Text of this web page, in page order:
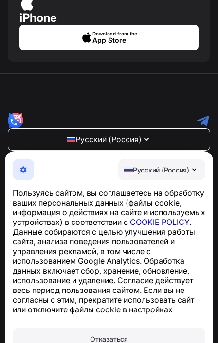
Русский (Россия)
Пользуясь сайтом, вы соглашаетесь на обработку
ваших персональных данных (файлы cookie,
информация о действиях на сайте и используемых
устройствах) в соответствии с COOKIE POLICY.
Данные собираются с целью улучшения работы
сайта, анализа поведения пользователей и
управления рекламой, в том числе с
использованием Google Analytics. Обработка
данных включает сбор, хранение, обновление,
использование и удаление. Согласие действует
весь период пользования сайтом. Если вы не
согласны с этим, прекратите использовать сайт
или отключите файлы cookie в настройках
Отказаться
iPhone
Download from the
App Store
Русский (Россия)
NumBuster © 2013—2026 ·
Максимально удобное приложение для защиты от
телефонных мошенников, спама и нежелательных
Для запросов по соблюдению GDPR:
support@numbuster.com
Центр поддержки
Новости и статьи
О проекте
Контакты